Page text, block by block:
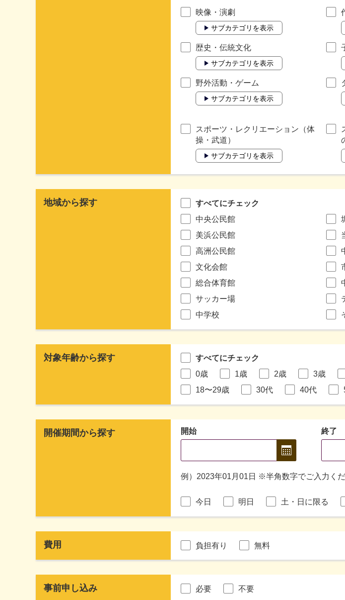
映像・演劇
サブカテゴリを表示
歴史・伝統文化
サブカテゴリを表示
野外活動・ゲーム
サブカテゴリを表示
スポーツ・レクリエーション（体
操・武道）
サブカテゴリを表示
地域から探す
すべてにチェック
中央公民館
美浜公民館
高洲公民館
文化会館
総合体育館
サッカー場
中学校
対象年齢から探す
すべてにチェック
0歳
1歳 2歳 3歳
18〜29歳
30代 40代
開催期間から探す 開始 終了
例）2023年01月01日 ※半角数字でご入力くだ
今日 明日 土・日に限る
費用 負担有り 無料
事前申し込み 必要 不要